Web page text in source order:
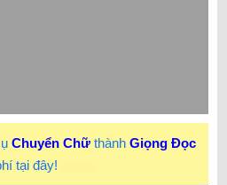
Chuyển Chữthành Giọng Đọc
tại đây!